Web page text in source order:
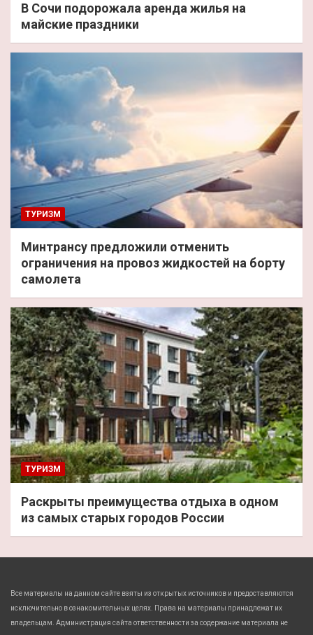
В Сочи подорожала аренда жилья на
майские праздники
ТУРИЗМ
Минтрансу предложили отменить
ограничения на провоз жидкостей на борту
самолета
ТУРИЗМ
Раскрыты преимущества отдыха в одном
из самых старых городов России
Все материалы на данном сайте взяты из открытых источников и предоставляются
исключительно в ознакомительных целях. Права на материалы принадлежат их
владельцам. Администрация сайта ответственности за содержание материала не